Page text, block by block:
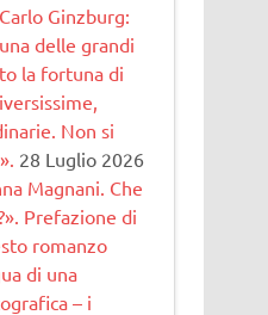
Ginzburg:
delle grandi
la fortuna di
Non si
28 Luglio 2026
Magnani. Che
Prefazione di
romanzo
di una
– i